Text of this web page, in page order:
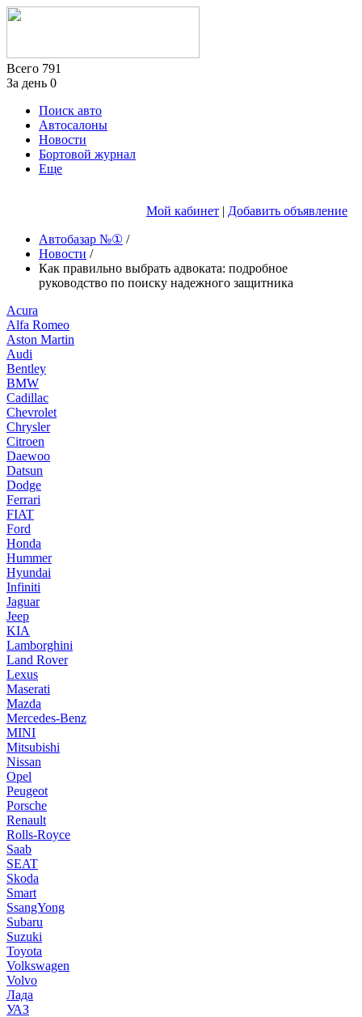
Всего 791
За день 0
Поиск авто
Автосалоны
Новости
Бортовой журнал
Еще
Мой кабинет | Добавить объявление
Автобазар №① /
Новости /
Как правильно выбрать адвоката: подробное
руководство по поиску надежного защитника
Acura
Alfa Romeo
Aston Martin
Audi
Bentley
BMW
Cadillac
Chevrolet
Chrysler
Citroen
Daewoo
Datsun
Dodge
Ferrari
FIAT
Ford
Honda
Hummer
Hyundai
Infiniti
Jaguar
Jeep
KIA
Lamborghini
Land Rover
Lexus
Maserati
Mazda
Mercedes-Benz
MINI
Mitsubishi
Nissan
Opel
Peugeot
Porsche
Renault
Rolls-Royce
Saab
SEAT
Skoda
Smart
SsangYong
Subaru
Suzuki
Toyota
Volkswagen
Volvo
Лада
УАЗ